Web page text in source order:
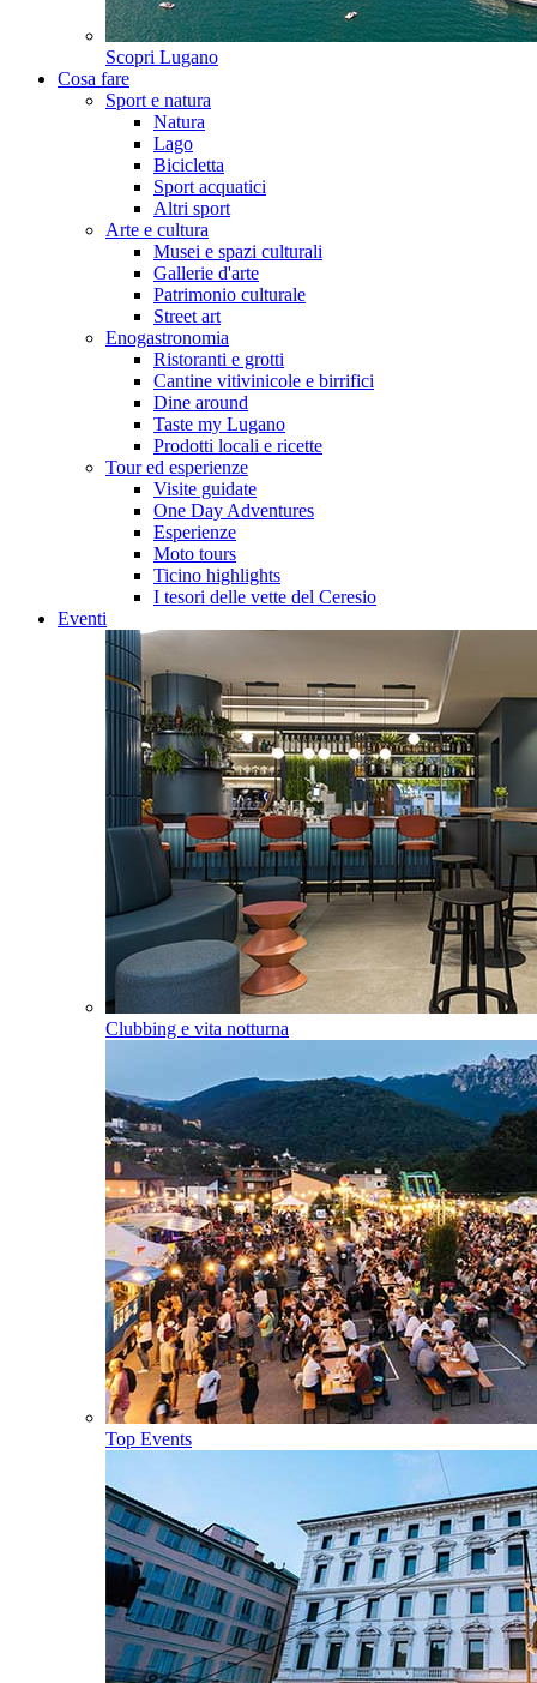
Scopri Lugano
Cosa fare
Sport e natura
Natura
Lago
Bicicletta
Sport acquatici
Altri sport
Arte e cultura
Musei e spazi culturali
Gallerie d'arte
Patrimonio culturale
Street art
Enogastronomia
Ristoranti e grotti
Cantine vitivinicole e birrifici
Dine around
Taste my Lugano
Prodotti locali e ricette
Tour ed esperienze
Visite guidate
One Day Adventures
Esperienze
Moto tours
Ticino highlights
I tesori delle vette del Ceresio
Eventi
Clubbing e vita notturna
Top Events